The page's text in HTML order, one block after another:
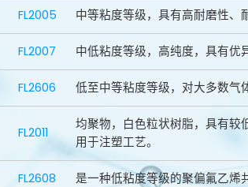
FL2005 中等粘度等级，具有高耐磨性、
FL2007 中低粘度等级，高纯度，具有优
FL2606 低至中等粘度等级，对大多数气
FL2011
均聚物，白色粒状树脂，具有较
用于注塑工艺。
FL2608 是一种低粘度等级的聚偏氟乙烯